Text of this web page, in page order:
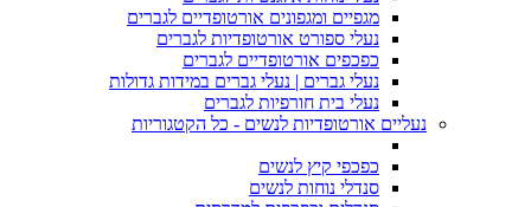
מגפיים ומגפונים אורטופדיים לגברים
נעלי ספורט אורטופדיות לגברים
כפכפים אורטופדיים לגברים
נעלי גברים | נעלי גברים במידות גדולות
נעלי בית חורפיות לגברים
נעליים אורטופדיות לנשים - כל הקטגוריות
כפכפי קיץ לנשים
סנדלי נוחות לנשים